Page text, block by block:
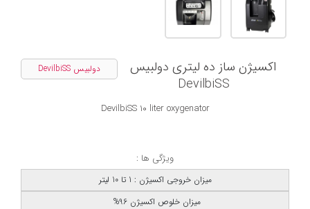
دولبیس DevilbiSS
اکسیژن ساز ده لیتری دولبیس
DevilbiSS
DevilbiSS 10 liter oxygenator
ویژگی ها :
میزان خروجی اکسیژن : 1 تا 10 لیتر
میزان خلوص اکسیژن 96%